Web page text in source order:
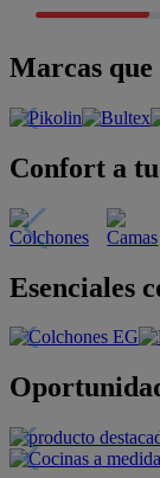
Marcas que
Confort a
Esenciales